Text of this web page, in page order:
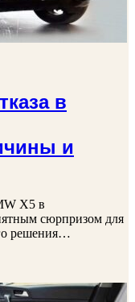
в
и
X5 в
сюрпризом для
решения…